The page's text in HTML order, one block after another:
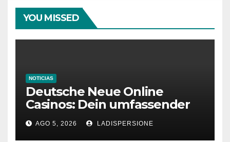
YOU MISSED
NOTICIAS
Deutsche Neue Online
Casinos: Dein umfassender
Ratgeber für moderne
Glücksspielplattformen
AGO 5, 2026 LADISPERSIONE